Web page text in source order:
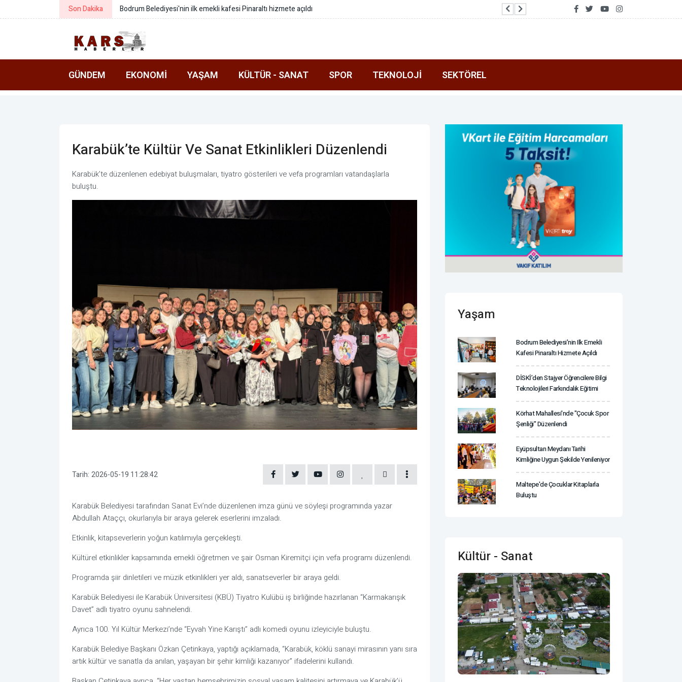
Son Dakika Bodrum Belediyesi'nin ilk emekli kafesi Pinaraltı hizmete açıldı DİSKİ’den stajyer öğrencilere bilgi teknolojileri
GÜNDEM EKONOMI YAŞAM KÜLTÜR - SANAT SPOR TEKNOLOJI SEKTÖREL
Karabük’te Kültür Ve Sanat Etkinlikleri Düzenlendi
Karabük’te düzenlenen edebiyat buluşmaları, tiyatro gösterileri ve vefa programları vatandaşlarla
buluştu.
Tarih: 2026-05-19 11:28:42
Karabük Belediyesi tarafından Sanat Evi’nde düzenlenen imza günü ve söyleşi programında yazar
Abdullah Ataççı, okurlarıyla bir araya gelerek eserlerini imzaladı.
Etkinlik, kitapseverlerin yoğun katılımıyla gerçekleşti.
Kültürel etkinlikler kapsamında emekli öğretmen ve şair Osman Kiremitçi için vefa programı düzenlendi.
Programda şiir dinletileri ve müzik etkinlikleri yer aldı, sanatseverler bir araya geldi.
Karabük Belediyesi ile Karabük Üniversitesi (KBÜ) Tiyatro Kulübü iş birliğinde hazırlanan “Karmakarışık
Davet” adlı tiyatro oyunu sahnelendi.
Ayrıca 100. Yıl Kültür Merkezi’nde “Eyvah Yine Karıştı” adlı komedi oyunu izleyiciyle buluştu.
Karabük Belediye Başkanı Özkan Çetinkaya, yaptığı açıklamada, “Karabük, köklü sanayi mirasının yanı sıra
artık kültür ve sanatla da anılan, yaşayan bir şehir kimliği kazanıyor” ifadelerini kullandı.
Yaşam
Bodrum Belediyesi'nin Ilk Emekli
Kafesi Pinaraltı Hizmete Açıldı
DİSKİ’den Stajyer Öğrencilere Bilgi
Teknolojileri Farkındalık Eğitimi
Körhat Mahallesi'nde "Çocuk Spor
Şenliği" Düzenlendi
Eyüpsultan Meydanı Tarihi
Kimliğine Uygun Şekilde Yenileniyor
Maltepe'de Çocuklar Kitaplarla
Buluştu
Kültür - Sanat